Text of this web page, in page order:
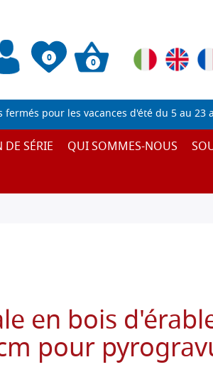
0 0
pour les vacances d'été du 5 au 23
DE SÉRIE QUI SOMMES-NOUS
en bois
pour